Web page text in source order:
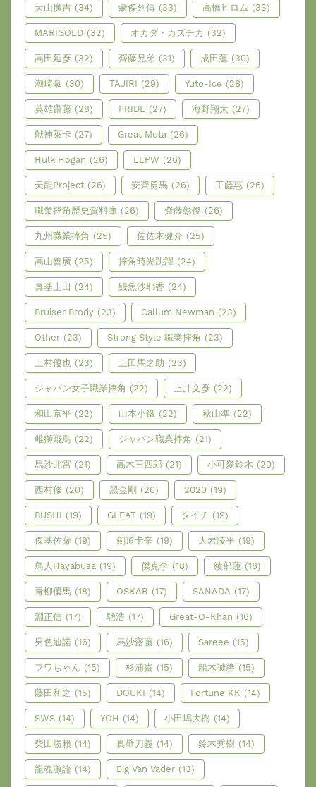
天山廣吉 (34) 豪傑列傳 (33) 高橋ヒロム (33)
MARIGOLD (32) オカダ・カズチカ (32)
高田延彥 (32) 齊藤兄弟 (31) 成田蓮 (30)
潮崎豪 (30) TAJIRI (29) Yuto-Ice (28)
英雄齋藤 (28) PRIDE (27) 海野翔太 (27)
獸神萊卡 (27) Great Muta (26)
Hulk Hogan (26) LLPW (26)
天龍Project (26) 安齊勇馬 (26) 工藤惠 (26)
職業摔角歷史資料庫 (26) 齋藤彰俊 (26)
九州職業摔角 (25) 佐佐木健介 (25)
高山善廣 (25) 摔角時光跳躍 (24)
真基上田 (24) 鰻魚沙耶香 (24)
Bruiser Brody (23) Callum Newman (23)
Other (23) Strong Style 職業摔角 (23)
上村優也 (23) 上田馬之助 (23)
ジャパン女子職業摔角 (22) 上井文彥 (22)
和田京平 (22) 山本小鐵 (22) 秋山準 (22)
雌獅飛鳥 (22) ジャパン職業摔角 (21)
馬沙北宮 (21) 高木三四郎 (21) 小可愛鈴木 (20)
西村修 (20) 黑金剛 (20) 2020 (19)
BUSHI (19) GLEAT (19) タイチ (19)
傑基佐藤 (19) 劍道卡辛 (19) 大岩陵平 (19)
鳥人Hayabusa (19) 傑克李 (18) 綾部蓮 (18)
青柳優馬 (18) OSKAR (17) SANADA (17)
淵正信 (17) 馳浩 (17) Great-O-Khan (16)
男色迪諾 (16) 馬沙齋藤 (16) Sareee (15)
フワちゃん (15) 杉浦貴 (15) 船木誠勝 (15)
藤田和之 (15) DOUKI (14) Fortune KK (14)
SWS (14) YOH (14) 小田嶋大樹 (14)
柴田勝賴 (14) 真壁刀義 (14) 鈴木秀樹 (14)
龍魂激論 (14) Big Van Vader (13)